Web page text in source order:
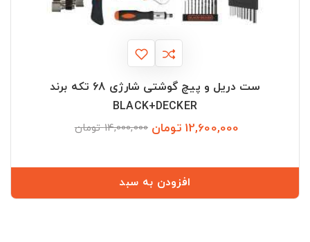
ست دریل و پیچ گوشتی شارژی 68 تکه برند
BLACK+DECKER
12,600,000 تومان 14,000,000 تومان
افزودن به سبد